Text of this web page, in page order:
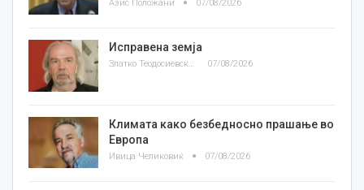
Азис Положани 07/08/2026
Исправена земја
Златко Теодосиевски 07/08/2026
Климата како безбедносно прашање во
Европа
Ивица Челиковиќ 07/08/2026